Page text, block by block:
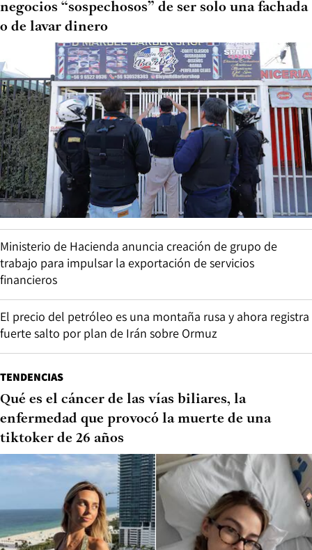
negocios “sospechosos” de ser solo una fachada
o de lavar dinero
Ministerio de Hacienda anuncia creación de grupo de
trabajo para impulsar la exportación de servicios
financieros
El precio del petróleo es una montaña rusa y ahora registra
fuerte salto por plan de Irán sobre Ormuz
TENDENCIAS
Qué es el cáncer de las vías biliares, la
enfermedad que provocó la muerte de una
tiktoker de 26 años